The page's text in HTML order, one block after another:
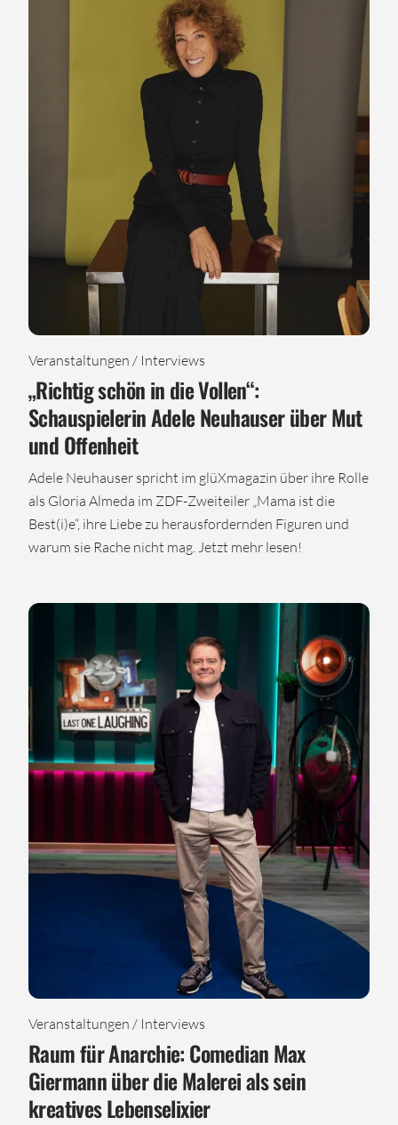
Veranstaltungen / Interviews
„Richtig schön in die Vollen“:
Schauspielerin Adele Neuhauser über Mut
und Offenheit
Adele Neuhauser spricht im glüXmagazin über ihre Rolle
als Gloria Almeda im ZDF-Zweiteiler „Mama ist die
Best(i)e“, ihre Liebe zu herausfordernden Figuren und
warum sie Rache nicht mag. Jetzt mehr lesen!
Veranstaltungen / Interviews
Raum für Anarchie: Comedian Max
Giermann über die Malerei als sein
kreatives Lebenselixier